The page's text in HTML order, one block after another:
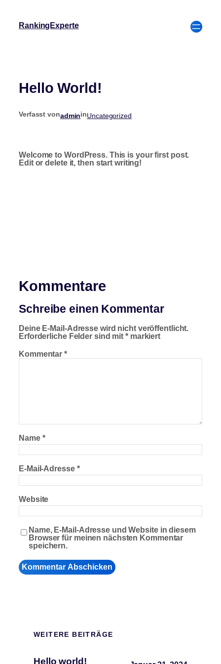
RankingExperte
Hello World!
Verfasst vonadmininUncategorized
Welcome to WordPress. This is your first post.
Edit or delete it, then start writing!
Kommentare
Schreibe einen Kommentar
Deine E-Mail-Adresse wird nicht veröffentlicht.
Erforderliche Felder sind mit *markiert
Kommentar*
Name *
E-Mail-Adresse *
Website
Name, E-Mail-Adresse und Website in diesem
Browser für meinen nächsten Kommentar
speichern.
WEITERE BEITRÄGE
Hello world!